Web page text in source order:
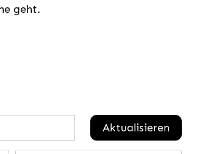
geht.
Aktualisieren